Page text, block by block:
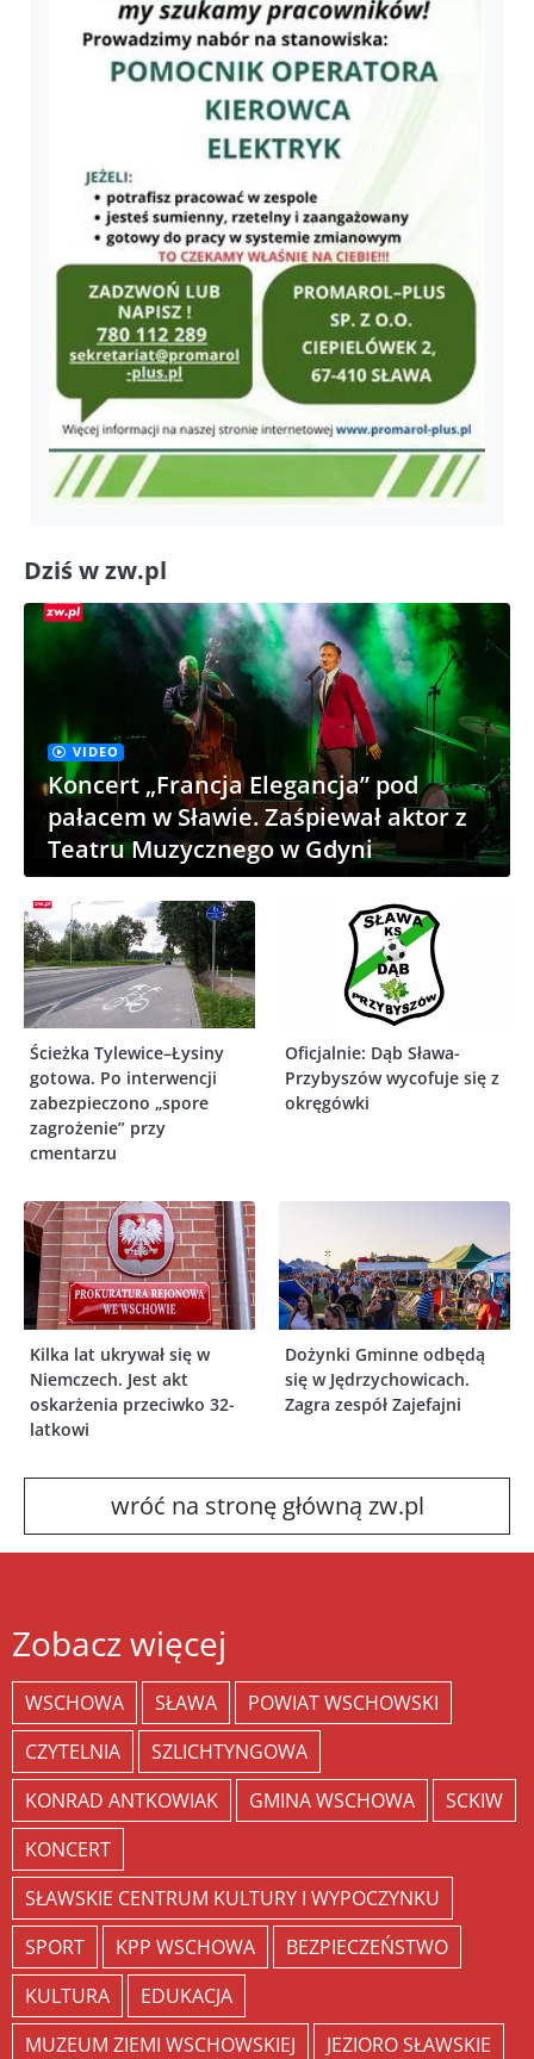
Dziś w zw.pl
VIDEO
Koncert „Francja Elegancja” pod
pałacem w Sławie. Zaśpiewał aktor z
Teatru Muzycznego w Gdyni
Ścieżka Tylewice–Łysiny
gotowa. Po interwencji
zabezpieczono „spore
zagrożenie” przy
cmentarzu
Oficjalnie: Dąb Sława-
Przybyszów wycofuje się z
okręgówki
Kilka lat ukrywał się w
Niemczech. Jest akt
oskarżenia przeciwko 32-
latkowi
Dożynki Gminne odbędą
się w Jędrzychowicach.
Zagra zespół Zajefajni
wróć na stronę główną zw.pl
Zobacz więcej
WSCHOWA SŁAWA
POWIAT WSCHOWSKI
CZYTELNIA
SZLICHTYNGOWA
KONRAD ANTKOWIAK
GMINA WSCHOWA
SCKIW
KONCERT
SŁAWSKIE CENTRUM KULTURY I WYPOCZYNKU
SPORT
KPP WSCHOWA
BEZPIECZEŃSTWO
KULTURA
EDUKACJA
MUZEUM ZIEMI WSCHOWSKIEJ
JEZIORO SŁAWSKIE